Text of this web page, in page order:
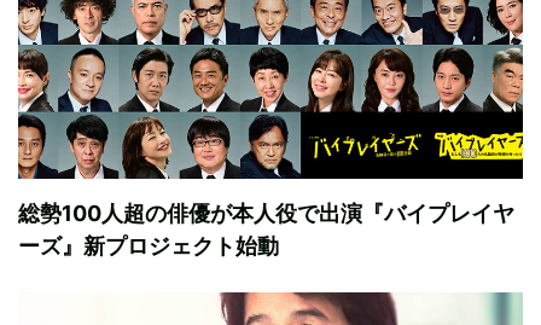
総勢100人超の俳優が本人役で出演『バイプレイヤ
ーズ』新プロジェクト始動